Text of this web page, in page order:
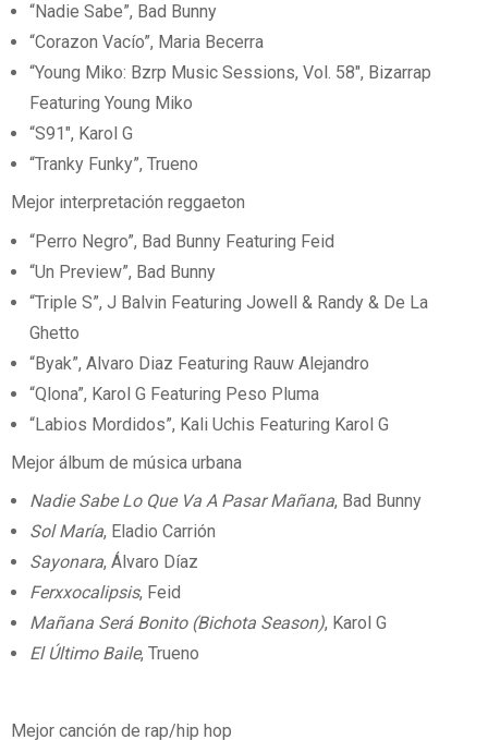
“Nadie Sabe”, Bad Bunny
“Corazon Vacío”, Maria Becerra
“Young Miko: Bzrp Music Sessions, Vol. 58″, Bizarrap
Featuring Young Miko
“S91″, Karol G
“Tranky Funky”, Trueno
Mejor interpretación reggaeton
“Perro Negro”, Bad Bunny Featuring Feid
“Un Preview”, Bad Bunny
“Triple S”, J Balvin Featuring Jowell & Randy & De La
Ghetto
“Byak”, Alvaro Diaz Featuring Rauw Alejandro
“Qlona”, Karol G Featuring Peso Pluma
“Labios Mordidos”, Kali Uchis Featuring Karol G
Mejor álbum de música urbana
Nadie Sabe Lo Que Va A Pasar Mañana, Bad Bunny
Sol María, Eladio Carrión
Sayonara, Álvaro Díaz
Ferxxocalipsis, Feid
Mañana Será Bonito (Bichota Season), Karol G
El Último Baile, Trueno
Mejor canción de rap/hip hop